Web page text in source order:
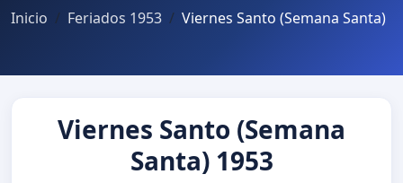
Inicio Feriados 1953 Viernes Santo (Semana Santa)
Viernes Santo (Semana
Santa) 1953